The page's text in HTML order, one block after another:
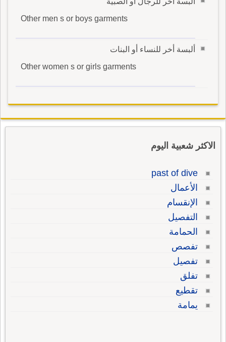
Other men s or boys garments
ألبسة أخر للنساء أو البنات
Other women s or girls garments
الاكثر شعبية اليوم
past of dive
الأعمال
الإنقسام
التفصيل
الحمامة
تفصص
تفصيل
تفلق
تقطيع
يمامة